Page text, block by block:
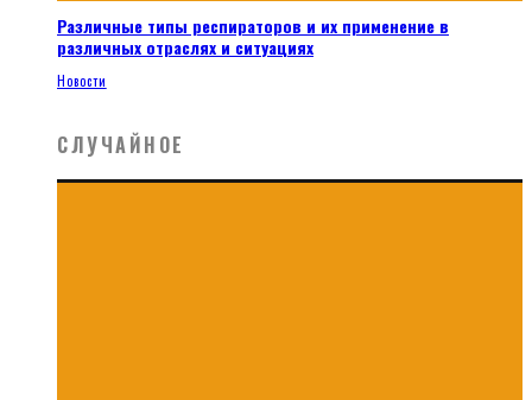
Различные типы респираторов и их применение в
различных отраслях и ситуациях
Новости
СЛУЧАЙНОЕ